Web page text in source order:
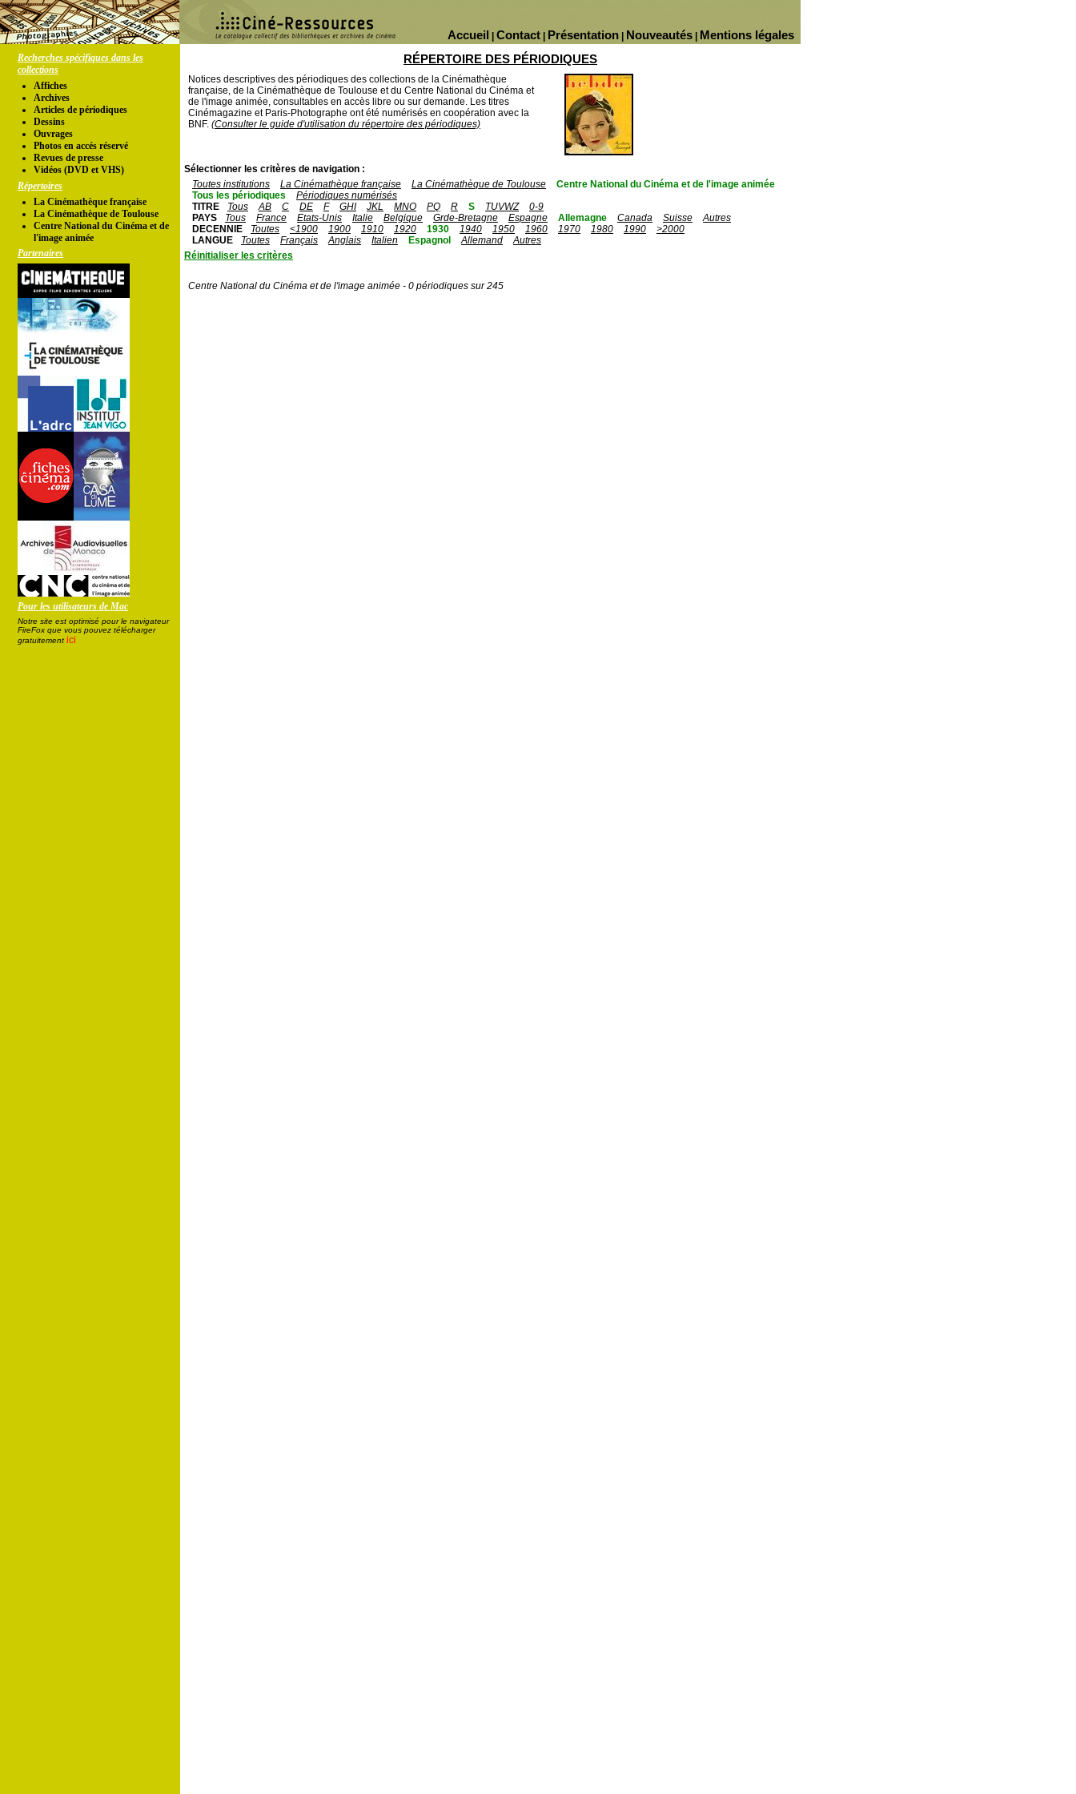
Mentions légales
Nouveautés
Présentation
Contact
Accueil
Recherches spécifiques dans les
collections
Affiches
Archives
Articles de périodiques
Dessins
Ouvrages
Photos en accés réservé
Revues de presse
Vidéos (DVD et VHS)
Répertoires
La Cinémathèque française
La Cinémathèque de Toulouse
Centre National du Cinéma et de
l'image animée
Partenaires
Pour les utilisateurs de Mac
Notre site est optimisé pour le navigateur
FireFox que vous pouvez télécharger
gratuitement ici
RÉPERTOIRE DES PÉRIODIQUES
Notices descriptives des périodiques des collections de la Cinémathèque
française, de la Cinémathèque de Toulouse et du Centre National du Cinéma et
de l'image animée, consultables en accès libre ou sur demande. Les titres
Cinémagazine et Paris-Photographe ont été numérisés en coopération avec la
BNF. (Consulter le guide d'utilisation du répertoire des périodiques)
Sélectionner les critères de navigation :
Toutes institutions
La Cinémathèque française La Cinémathèque de Toulouse
Centre National du Cinéma et de l'image animée
Tous les périodiques
Périodiques numérisés
TITRE
Tous AB C DE F GHI JKL MNO PQ R S TUVWZ
0-9
PAYS
Tous France Etats-Unis Italie Belgique Grde-Bretagne Espagne Allemagne Canada Suisse
Autres
DECENNIE
Toutes <1900 1900 1910 1920 1930 1940 1950 1960 1970 1980 1990
>2000
LANGUE
Toutes Français Anglais Italien Espagnol Allemand
Autres
Réinitialiser les critères
Centre National du Cinéma et de l'image animée - 0 périodiques sur 245